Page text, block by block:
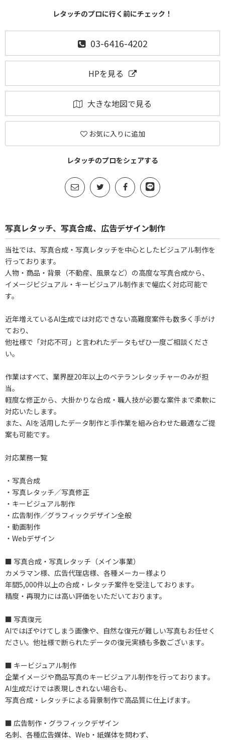
レタッチのプロに行く前にチェック！
03-6416-4202
HPを見る
大きな地図で見る
お気に入りに追加
レタッチのプロをシェアする
写真レタッチ、写真合成、広告デザイン制作
当社では、写真合成・写真レタッチを中心としたビジュアル制作を
行っております。
人物・商品・背景（不動産、風景など）の高度な写真合成から、
イメージビジュアル・キービジュアル制作まで幅広く対応可能で
す。
近年増えているAI生成では対応できない高難度案件も数多く手がけ
ており、
他社様で「対応不可」と言われたデータもぜひ一度ご相談くださ
い。
作業はすべて、業界歴20年以上のベテランレタッチャーのみが担
当。
軽度な修正から、大掛かりな合成・職人技が必要な案件まで柔軟に
対応いたします。
また、AIを活用したデータ制作と手作業を組み合わせた最適なご提
案も可能です。
対応業務一覧
・写真合成
・写真レタッチ／写真修正
・キービジュアル制作
・広告制作／グラフィックデザイン全般
・動画制作
・Webデザイン
■ 写真合成・写真レタッチ（メイン事業）
カメラマン様、広告代理店様、各種メーカー様より
年間5,000件以上の合成・レタッチ案件を受注しております。
精度・再現力には高い評価をいただいております。
■ 写真復元
AIではぼやけてしまう画像や、自然な復元が難しい写真もお任せく
ださい。他社様で断られたデータの復元実績も多数ございます。
■ キービジュアル制作
企業イメージや商品写真のキービジュアル制作を行っております。
AI生成だけでは表現しきれない場合も、
写真合成・レタッチによる背景制作で高品質に仕上げます。
■ 広告制作・グラフィックデザイン
名刺、各種広告媒体、Web・紙媒体を問わず、